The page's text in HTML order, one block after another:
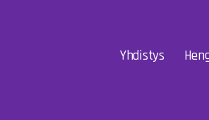
Yhdistys